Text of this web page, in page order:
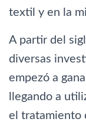
textil y en la
A partir del
diversas
empezó a
llegando a
el tratamiento